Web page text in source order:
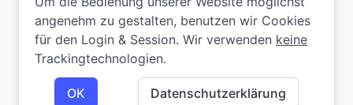
YouTube
Bei Problemen oder Fragen zur Webseite? Melde
hier
angenehm zu gestalten, benutzen wir Cookies
für den Login & Session. Wir verwenden keine
Trackingtechnologien.
OK Datenschutzerklärung
angenehm zu gestalten, benutzen wir Cookies
für den Login & Session. Wir verwenden keine
Trackingtechnologien.
OK Datenschutzerklärung